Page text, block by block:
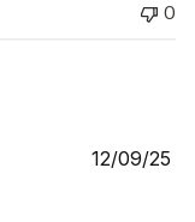
0
12/09/25